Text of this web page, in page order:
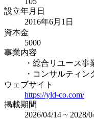
設立年月日
2016年6月1日
資本金
5000
事業内容
・総合リユース
・コンサルティン
ウェブサイト
https://yld-co.com/
掲載期間
2026/04/14 ~ 2028/